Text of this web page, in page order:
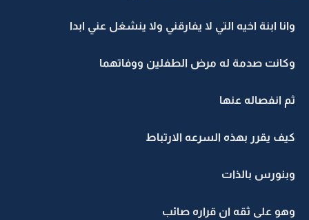
وانا ابنة اخيه التي لا يفارقني ولا ينشغل عني ابدا
وكانت صدمة له مرض الطفلين ووفاتهما
ثم انفصاله عنها
كيف يقرر بهذه السرعه الارتباط
وبنورس بالذات
وهو على ثقه ان قراره صائب